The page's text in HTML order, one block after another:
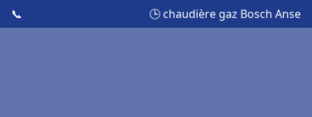
📞 🕒 chaudière gaz Bosch Anse